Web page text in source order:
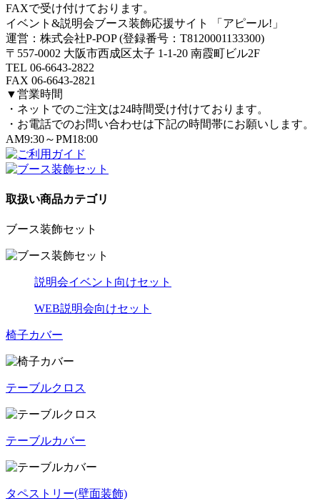
FAXで受け付けております。
イベント&説明会ブース装飾応援サイト 「アピール!」
運営：株式会社P-POP (登録番号：T8120001133300)
〒557-0002 大阪市西成区太子 1-1-20 南霞町ビル2F
TEL 06-6643-2822
FAX 06-6643-2821
▼営業時間
・ネットでのご注文は24時間受け付けております。
・お電話でのお問い合わせは下記の時間帯にお願いします。
AM9:30～PM18:00
取扱い商品カテゴリ
ブース装飾セット
説明会イベント向けセット
WEB説明会向けセット
椅子カバー
テーブルクロス
テーブルカバー
タペストリー(壁面装飾)